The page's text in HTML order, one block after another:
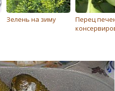
Зелень на зиму
Перец